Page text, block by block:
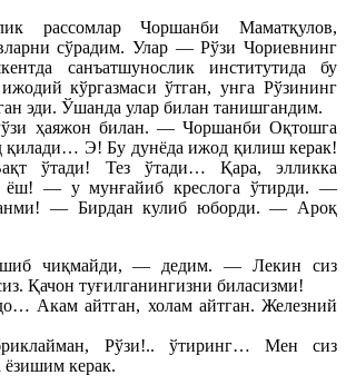
рассомлар Чоршанби Маматқулов,
сўрадим. Улар — Рўзи Чориевнинг
санъатшунослик институтида бу
кўргазмаси ўтган, унга Рўзининг
эди. Ўшанда улар билан танишгандим.
ҳаяжон билан. — Чоршанби Оқтошга
қилади… Э! Бу дунёда ижод қилиш керак!
ўтади! Тез ўтади… Қара, элликка
ёш! — у мунғайиб креслога ўтирди. —
— Бирдан кулиб юборди. — Ароқ
чиқмайди, — дедим. — Лекин сиз
Қачон туғилганингизни биласизми!
Акам айтган, холам айтган. Железний
Рўзи!.. ўтиринг… Мен сиз
ёзишим керак.